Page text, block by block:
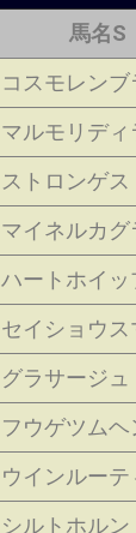
馬名S
コスモレンブ
マルモリディ
ストロンゲス
マイネルカグ
ハートホイッ
セイショウス
グラサージュ
フウゲツムヘ
ウインルーテ
シルトホルン